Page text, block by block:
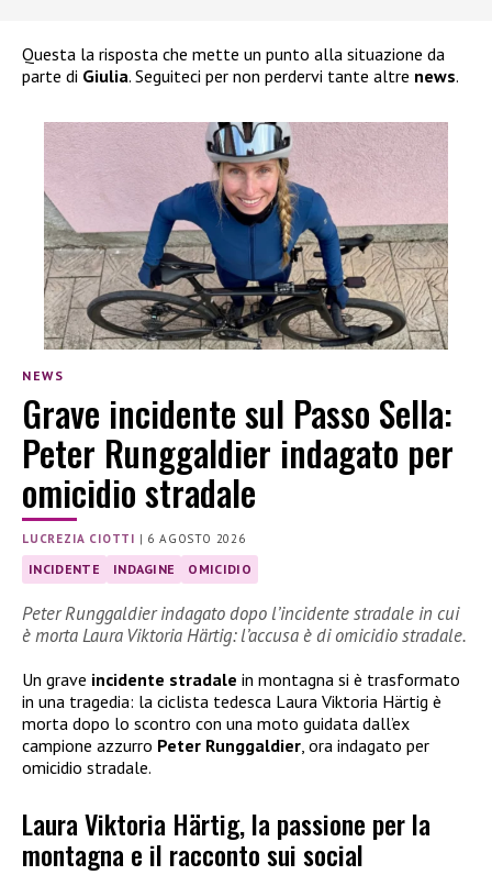
Questa la risposta che mette un punto alla situazione da
parte di Giulia. Seguiteci per non perdervi tante altre news.
NEWS
Grave incidente sul Passo Sella:
Peter Runggaldier indagato per
omicidio stradale
LUCREZIA CIOTTI | 6 AGOSTO 2026
INCIDENTE INDAGINE OMICIDIO
Peter Runggaldier indagato dopo l’incidente stradale in cui
è morta Laura Viktoria Härtig: l’accusa è di omicidio stradale.
Un grave incidente stradale in montagna si è trasformato
in una tragedia: la ciclista tedesca Laura Viktoria Härtig è
morta dopo lo scontro con una moto guidata dall’ex
campione azzurro Peter Runggaldier, ora indagato per
omicidio stradale.
Laura Viktoria Härtig, la passione per la
montagna e il racconto sui social